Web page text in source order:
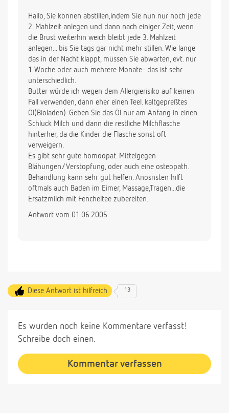
Hallo, Sie können abstillen,indem Sie nun nur noch jede
2. Mahlzeit anlegen und dann nach einiger Zeit, wenn
die Brust weiterhin weich bleibt jede 3. Mahlzeit
anlegen... bis Sie tags gar nicht mehr stillen. Wie lange
das in der Nacht klappt, müssen Sie abwarten, evt. nur
1 Woche oder auch mehrere Monate- das ist sehr
unterschiedlich.
Butter würde ich wegen dem Allergierisiko auf keinen
Fall verwenden, dann eher einen Teel. kaltgepreßtes
Öl(Bioladen). Geben Sie das Öl nur am Anfang in einen
Schluck Milch und dann die restliche Milchflasche
hinterher, da die Kinder die Flasche sonst oft
verweigern.
Es gibt sehr gute homöopat. Mittelgegen
Blähungen/Verstopfung, oder auch eine osteopath.
Behandlung kann sehr gut helfen. Anosnsten hilft
oftmals auch Baden im Eimer, Massage,Tragen...die
Ersatzmilch mit Fencheltee zubereiten.
Antwort vom 01.06.2005
Diese Antwort ist hilfreich 13
Es wurden noch keine Kommentare verfasst!
Schreibe doch einen.
Kommentar verfassen